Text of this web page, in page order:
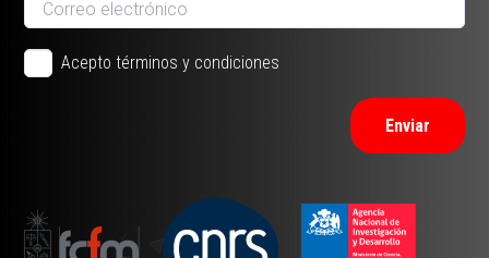
Acepto términos y condiciones
Enviar